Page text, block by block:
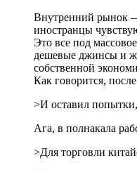
Внутренний рынок
иностранцы
Это все под
дешевые джинсы и
собственной
Как говорится,
>И оставил
Ага, в полнакала
>Для торговли